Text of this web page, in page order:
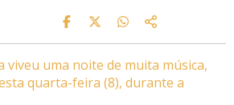
viveu uma noite de muita música,
quarta-feira (8), durante a